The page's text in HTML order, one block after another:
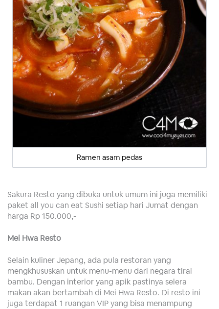
Ramen asam pedas
Sakura Resto yang dibuka untuk umum ini juga memiliki
paket all you can eat Sushi setiap hari Jumat dengan
harga Rp 150.000,-
Mei Hwa Resto
Selain kuliner Jepang, ada pula restoran yang
mengkhususkan untuk menu-menu dari negara tirai
bambu. Dengan interior yang apik pastinya selera
makan akan bertambah di Mei Hwa Resto. Di resto ini
juga terdapat 1 ruangan VIP yang bisa menampung